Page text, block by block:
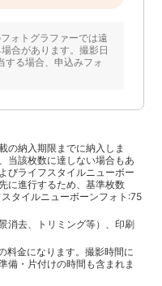
ォトグラファーでは遠
合があります。撮影日
する場合、申込みフォ
の納入期限までに納入しま
当該枚数に達しない場合もあ
びライフスタイルニューボー
に進行するため、基準枚数
タイルニューボーンフォト:75
消去、トリミング等）、印刷
料金になります。撮影時間に
備・片付けの時間も含まれま